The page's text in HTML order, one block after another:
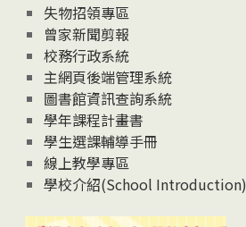
失物招領專區
曾家新聞剪報
校務行政系統
主網頁後端管理系統
圖書館資訊查詢系統
學年課程計畫書
學生選課輔導手冊
線上教學專區
學校介紹(School Introduction)